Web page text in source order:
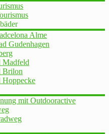
Alme
Gudenhagen
Madfeld
Brilon
Hoppecke
mit Outdooractive